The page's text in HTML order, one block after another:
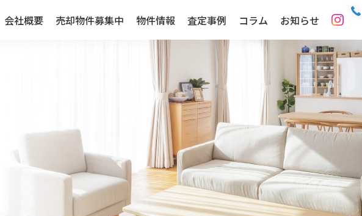
会社概要 売却物件募集中 物件情報 査定事例 コラム お知らせ